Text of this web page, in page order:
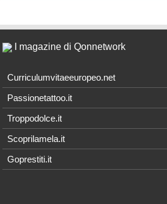
I magazine di Qonnetwork
Curriculumvitaeeuropeo.net
Passionetattoo.it
Troppodolce.it
Scoprilamela.it
Goprestiti.it